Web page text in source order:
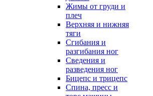
Жимы от груди и
плеч
Верхняя и нижняя
тяги
Сгибания и
разгибания ног
Сведения и
разведения ног
Бицепс и трицепс
Спина, пресс и